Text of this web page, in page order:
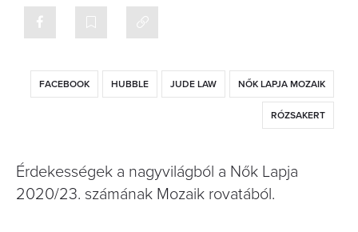
FACEBOOK HUBBLE JUDE LAW NŐK LAPJA MOZAIK
RÓZSAKERT
Érdekességek a nagyvilágból a Nők Lapja
2020/23. számának Mozaik rovatából.